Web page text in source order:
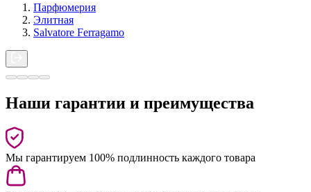
Парфюмерия
Элитная
Salvatore Ferragamo
Наши гарантии и преимущества
Мы гарантируем 100% подлинность каждого товара